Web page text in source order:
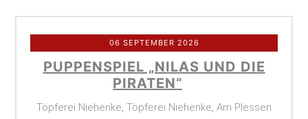
06 SEPTEMBER 2026
PUPPENSPIEL „NILAS UND DIE
PIRATEN“
Töpferei Niehenke, Töpferei Niehenke, Am Plessen